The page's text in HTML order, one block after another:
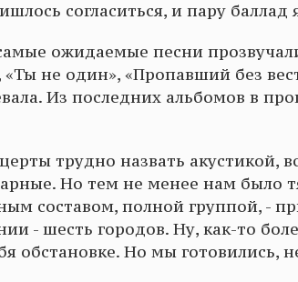
согласиться, и пару баллад
ожидаемые песни
«Ты не один», «Пропавший без
Из последних альбомов в
трудно назвать акустикой,
Но тем не менее нам было
составом, полной группой, -
- шесть городов. Ну, как-то
обстановке. Но мы готовились,